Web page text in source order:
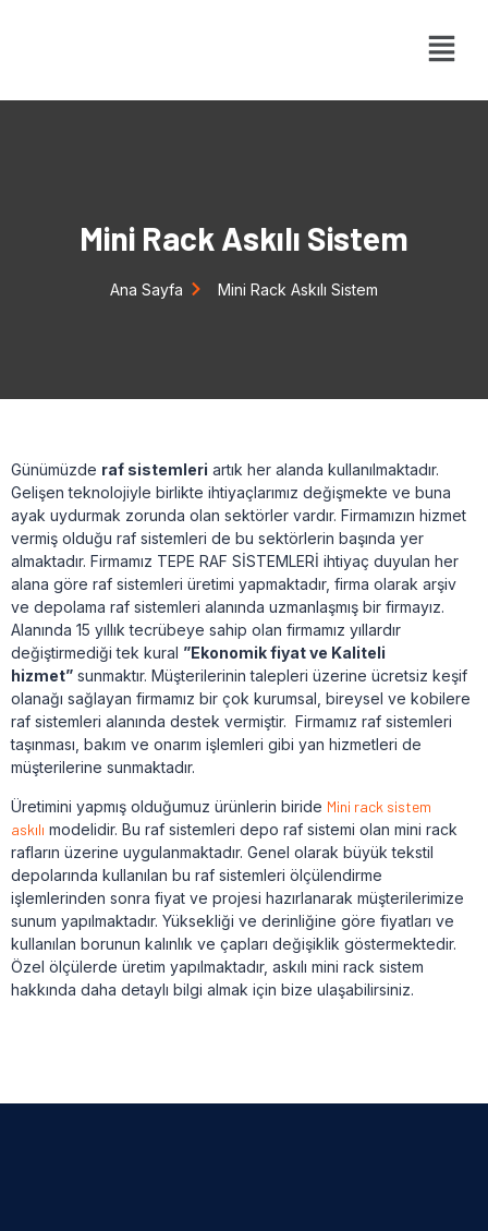
Mini Rack Askılı Sistem
Ana Sayfa Mini Rack Askılı Sistem
Günümüzde raf sistemleri artık her alanda kullanılmaktadır.
Gelişen teknolojiyle birlikte ihtiyaçlarımız değişmekte ve buna
ayak uydurmak zorunda olan sektörler vardır. Firmamızın hizmet
vermiş olduğu raf sistemleri de bu sektörlerin başında yer
almaktadır. Firmamız TEPE RAF SİSTEMLERİ ihtiyaç duyulan her
alana göre raf sistemleri üretimi yapmaktadır, firma olarak arşiv
ve depolama raf sistemleri alanında uzmanlaşmış bir firmayız.
Alanında 15 yıllık tecrübeye sahip olan firmamız yıllardır
değiştirmediği tek kural ”Ekonomik fiyat ve Kaliteli
hizmet” sunmaktır. Müşterilerinin talepleri üzerine ücretsiz keşif
olanağı sağlayan firmamız bir çok kurumsal, bireysel ve kobilere
raf sistemleri alanında destek vermiştir. Firmamız raf sistemleri
taşınması, bakım ve onarım işlemleri gibi yan hizmetleri de
müşterilerine sunmaktadır.
Üretimini yapmış olduğumuz ürünlerin biride Mini rack sistem
askılı modelidir. Bu raf sistemleri depo raf sistemi olan mini rack
rafların üzerine uygulanmaktadır. Genel olarak büyük tekstil
depolarında kullanılan bu raf sistemleri ölçülendirme
işlemlerinden sonra fiyat ve projesi hazırlanarak müşterilerimize
sunum yapılmaktadır. Yüksekliği ve derinliğine göre fiyatları ve
kullanılan borunun kalınlık ve çapları değişiklik göstermektedir.
Özel ölçülerde üretim yapılmaktadır, askılı mini rack sistem
hakkında daha detaylı bilgi almak için bize ulaşabilirsiniz.